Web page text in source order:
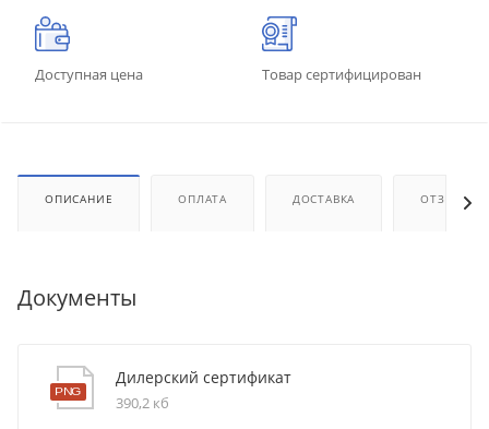
Доступная цена Товар сертифицирован
ОПИСАНИЕ ОПЛАТА ДОСТАВКА ОТЗЫВЫ
Документы
Дилерский сертификат
390,2 кб